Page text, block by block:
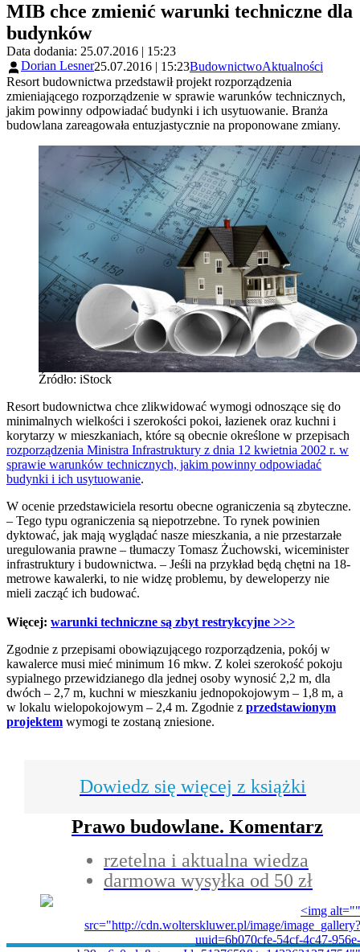
MIB chce zmienić warunki techniczne dla
budynków
Data dodania: 25.07.2016 | 15:23
Dorian Lesner25.07.2016 | 15:23BudownictwoAktualności
Resort budownictwa przedstawił projekt rozporządzenia
zmieniającego rozporządzenie w sprawie warunków technicznych,
jakim powinny odpowiadać budynki i ich usytuowanie. Branża
budowlana zareagowała entuzjastycznie na proponowane zmiany.
Źródło: iStock
Resort budownictwa chce zlikwidować wymogi odnoszące się do
minimalnych wielkości i szerokości pokoi, łazienek oraz kuchni i
korytarzy w mieszkaniach, które są obecnie określone w przepisach
rozporządzenia Ministra Infrastruktury z dnia 12 kwietnia 2002 r. w
sprawie warunków technicznych, jakim powinny odpowiadać
budynki i ich usytuowanie.
W ocenie przedstawiciela resortu obecne ograniczenia są zbyteczne.
– Tego typu ograniczenia są niepotrzebne. To rynek powinien
dyktować, jak mają wyglądać nasze mieszkania, a nie przestarzałe
uregulowania prawne – tłumaczy Tomasz Żuchowski, wiceminister
infrastruktury i budownictwa. – Jeśli na przykład będą chętni na 18-
metrowe kawalerki, to nie widzę problemu, by deweloperzy nie
mieli zacząć ich budować.
Więcej: warunki techniczne są zbyt restrykcyjne >>>
Zgodnie z przepisami obowiązującego rozporządzenia, pokój w
kawalerce musi mieć minimum 16 mkw. Z kolei szerokość pokoju
sypialnego przewidzianego dla jednej osoby wynosić 2,2 m, dla
dwóch – 2,7 m, kuchni w mieszkaniu jednopokojowym – 1,8 m, a
w lokalu wielopokojowym – 2,4 m. Zgodnie z przedstawionym
projektem wymogi te zostaną zniesione.
Dowiedz się więcej z książki
Prawo budowlane. Komentarz
rzetelna i aktualna wiedza
darmowa wysyłka od 50 zł
<img alt=""
src="http://cdn.wolterskluwer.pl/image/image_gallery?
uuid=6b070cfe-54cf-4c47-956e-